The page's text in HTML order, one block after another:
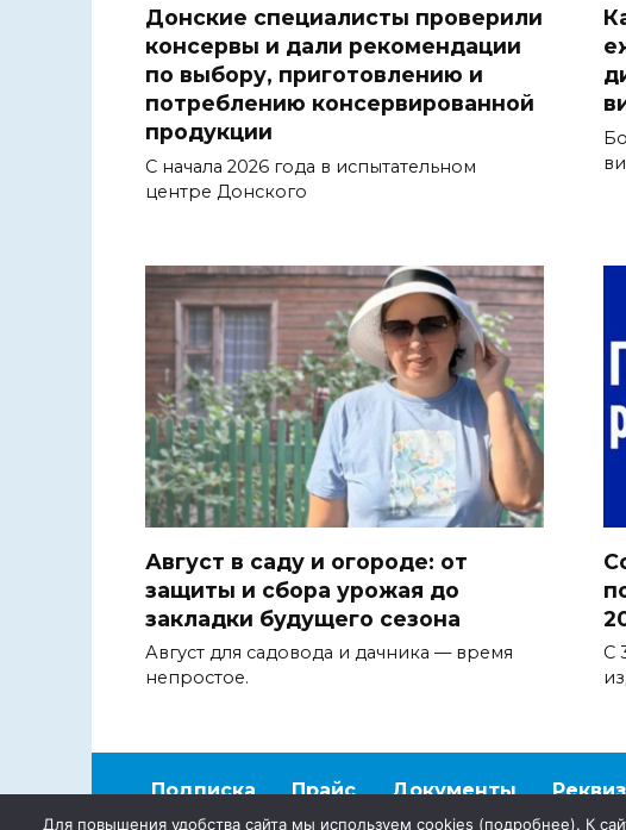
Донские специалисты проверили
консервы и дали рекомендации
по выбору, приготовлению и
потреблению консервированной
продукции
С начала 2026 года в испытательном
центре Донского
Август в саду и огороде: от
защиты и сбора урожая до
закладки будущего сезона
Август для садовода и дачника — время
непростое.
С
Подписка Прайс Документы
Для повышения удобства сайта мы используем cookies (подробнее). К